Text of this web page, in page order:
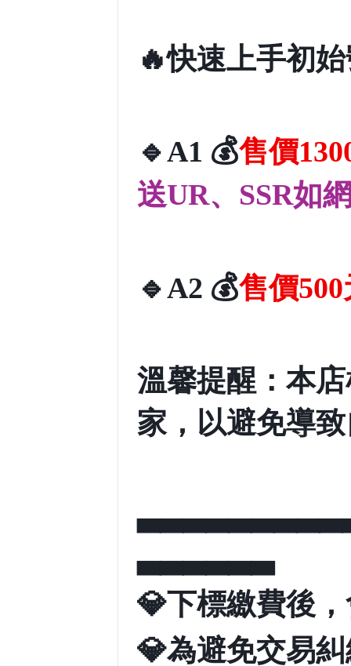
🔥快速上手初
🔹A1 💰售價
送UR、SSR如
🔹A2 💰售價500
溫馨提醒：本
家，以避免導
▃▃▃▃▃▃
💎下標繳費後
💎為避免交易